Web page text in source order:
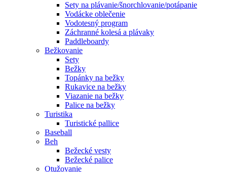
Sety na plávanie/šnorchlovanie/potápanie
Vodácke oblečenie
Vodotesný program
Záchranné kolesá a plávaky
Paddleboardy
Bežkovanie
Sety
Bežky
Topánky na bežky
Rukavice na bežky
Viazanie na bežky
Palice na bežky
Turistika
Turistické pallice
Baseball
Beh
Bežecké vesty
Bežecké palice
Otužovanie